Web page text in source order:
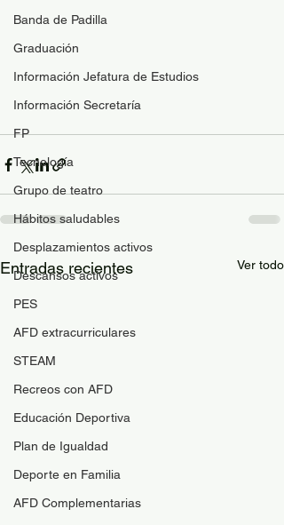
Banda de Padilla
Graduación
Información Jefatura de Estudios
Información Secretaría
FP
Tecnología
Grupo de teatro
Hábitos saludables
Desplazamientos activos
Descansos activos
PES
AFD extracurriculares
STEAM
Recreos con AFD
Educación Deportiva
Plan de Igualdad
Deporte en Familia
AFD Complementarias
Entradas recientes Ver todo